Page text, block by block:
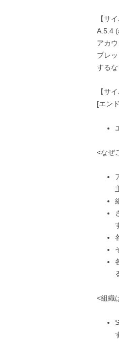
【サ
A.5.4
アカ
プレ
する
【サ
[エン
<なぜ
<組織